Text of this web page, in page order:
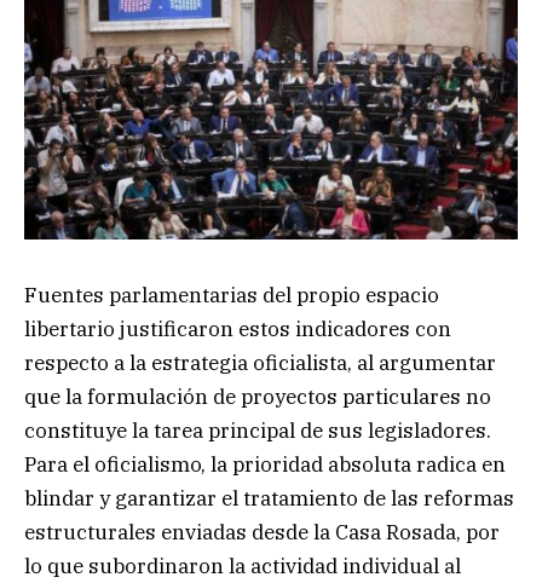
Fuentes parlamentarias del propio espacio
libertario justificaron estos indicadores con
respecto a la estrategia oficialista, al argumentar
que la formulación de proyectos particulares no
constituye la tarea principal de sus legisladores.
Para el oficialismo, la prioridad absoluta radica en
blindar y garantizar el tratamiento de las reformas
estructurales enviadas desde la Casa Rosada, por
lo que subordinaron la actividad individual al